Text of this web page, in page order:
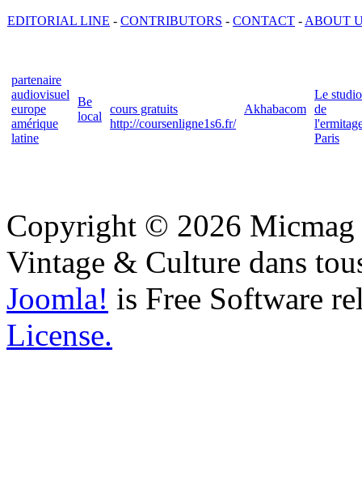
EDITORIAL LINE - CONTRIBUTORS - CONTACT - ABOUT
partenaire
audiovisuel
europe
amérique
latine
Be
local
cours gratuits
http://coursenligne1s6.fr/
Akhabacom
Le studio
de
Paris
Copyright © 2026 Micmag
Vintage & Culture dans
Joomla! is Free Software
License.